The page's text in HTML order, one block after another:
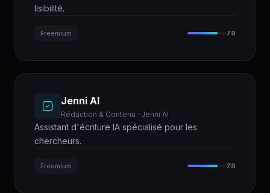
lisibilité.
Freemium 78
Jenni AI
Rédaction & Contenu · Jenni AI
Assistant d'écriture IA spécialisé pour les
chercheurs.
Freemium 78